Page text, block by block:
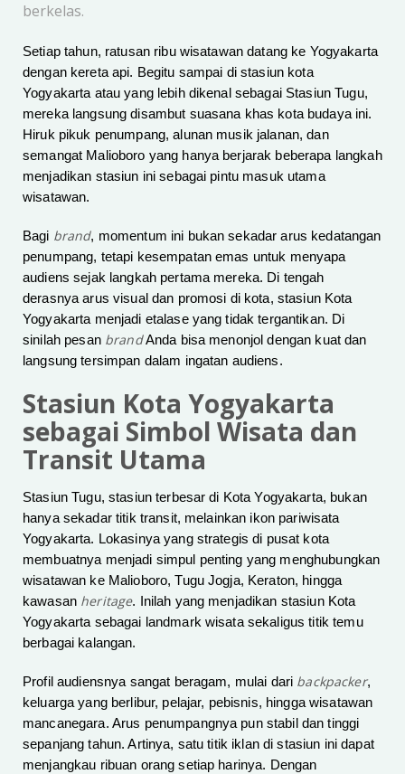
berkelas.
Setiap tahun, ratusan ribu wisatawan datang ke Yogyakarta
dengan kereta api. Begitu sampai di stasiun kota
Yogyakarta atau yang lebih dikenal sebagai Stasiun Tugu,
mereka langsung disambut suasana khas kota budaya ini.
Hiruk pikuk penumpang, alunan musik jalanan, dan
semangat Malioboro yang hanya berjarak beberapa langkah
menjadikan stasiun ini sebagai pintu masuk utama
wisatawan.
Bagi brand, momentum ini bukan sekadar arus kedatangan
penumpang, tetapi kesempatan emas untuk menyapa
audiens sejak langkah pertama mereka. Di tengah
derasnya arus visual dan promosi di kota, stasiun Kota
Yogyakarta menjadi etalase yang tidak tergantikan. Di
sinilah pesan brandAnda bisa menonjol dengan kuat dan
langsung tersimpan dalam ingatan audiens.
Stasiun Kota Yogyakarta
sebagai Simbol Wisata dan
Transit Utama
Stasiun Tugu, stasiun terbesar di Kota Yogyakarta, bukan
hanya sekadar titik transit, melainkan ikon pariwisata
Yogyakarta. Lokasinya yang strategis di pusat kota
membuatnya menjadi simpul penting yang menghubungkan
wisatawan ke Malioboro, Tugu Jogja, Keraton, hingga
kawasanheritage. Inilah yang menjadikan stasiun Kota
Yogyakarta sebagai landmark wisata sekaligus titik temu
berbagai kalangan.
Profil audiensnya sangat beragam, mulai dari backpacker,
keluarga yang berlibur, pelajar, pebisnis, hingga wisatawan
mancanegara. Arus penumpangnya pun stabil dan tinggi
sepanjang tahun. Artinya, satu titik iklan di stasiun ini dapat
menjangkau ribuan orang setiap harinya. Dengan